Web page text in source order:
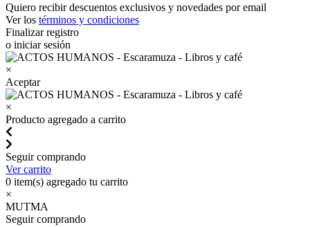
Quiero recibir descuentos exclusivos y novedades por email
Ver los términos y condiciones
Finalizar registro
o iniciar sesión
×
Aceptar
×
Producto agregado a carrito
Seguir comprando
Ver carrito
0 item(s) agregado tu carrito
×
MUTMA
Seguir comprando